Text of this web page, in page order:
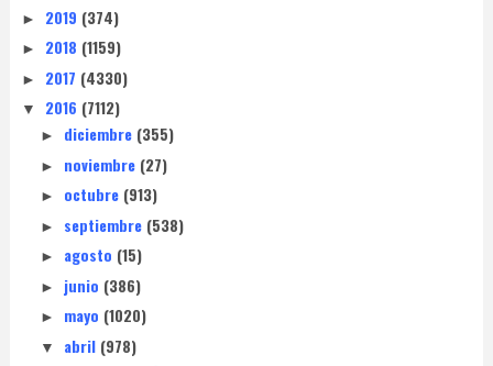
► 2019 (374)
► 2018 (1159)
► 2017 (4330)
▼ 2016 (7112)
► diciembre (355)
► noviembre (27)
► octubre (913)
► septiembre (538)
► agosto (15)
► junio (386)
► mayo (1020)
▼ abril (978)